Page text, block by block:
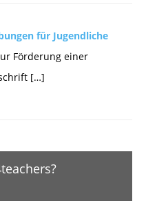
für Jugendliche
Förderung einer
[…]